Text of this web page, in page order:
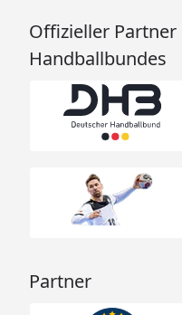
Offizieller
Handballbundes
Partner